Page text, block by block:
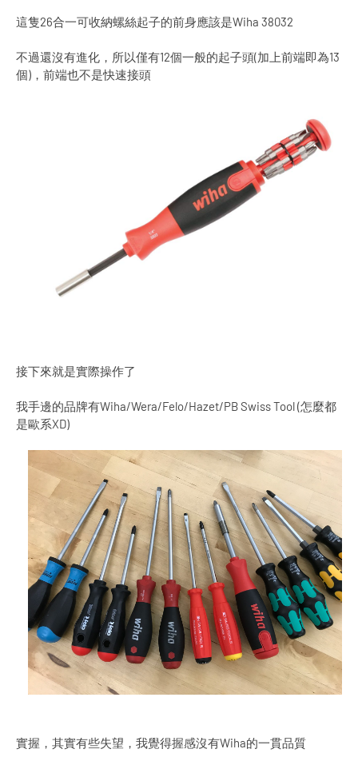
這隻26合一可收納螺絲起子的前身應該是Wiha 38032
不過還沒有進化，所以僅有12個一般的起子頭(加上前端即為13
個)，前端也不是快速接頭
接下來就是實際操作了
我手邊的品牌有Wiha/Wera/Felo/Hazet/PB Swiss Tool (怎麼都
是歐系XD)
實握，其實有些失望，我覺得握感沒有Wiha的一貫品質